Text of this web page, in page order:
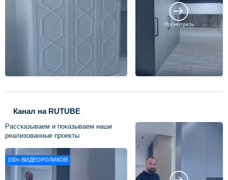
Посмотреть
Канал на RUTUBE
Рассказываем и показываем наши
реализованные проекты
100+ ВИДЕОРОЛИКОВ